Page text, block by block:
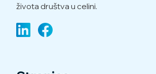
života društva u celini.